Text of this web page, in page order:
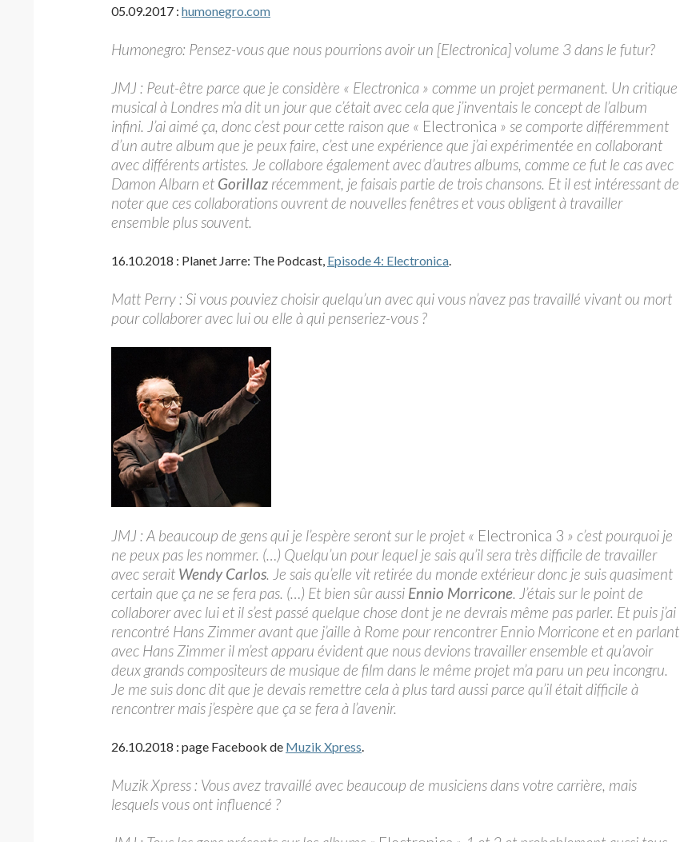
05.09.2017 : humonegro.com
Humonegro: Pensez-vous que nous pourrions avoir un [Electronica] volume 3 dans le futur?
JMJ : Peut-être parce que je considère « Electronica » comme un projet permanent. Un critique
musical à Londres m’a dit un jour que c’était avec cela que j’inventais le concept de l’album
infini. J’ai aimé ça, donc c’est pour cette raison que « Electronica » se comporte différemment
d’un autre album que je peux faire, c’est une expérience que j’ai expérimentée en collaborant
avec différents artistes. Je collabore également avec d’autres albums, comme ce fut le cas avec
Damon Albarn et Gorillaz récemment, je faisais partie de trois chansons. Et il est intéressant de
noter que ces collaborations ouvrent de nouvelles fenêtres et vous obligent à travailler
ensemble plus souvent.
16.10.2018 : Planet Jarre: The Podcast, Episode 4: Electronica.
Matt Perry : Si vous pouviez choisir quelqu’un avec qui vous n’avez pas travaillé vivant ou mort
pour collaborer avec lui ou elle à qui penseriez-vous ?
JMJ : A beaucoup de gens qui je l’espère seront sur le projet « Electronica 3 » c’est pourquoi je
ne peux pas les nommer. (…) Quelqu’un pour lequel je sais qu’il sera très difficile de travailler
avec serait Wendy Carlos. Je sais qu’elle vit retirée du monde extérieur donc je suis quasiment
certain que ça ne se fera pas. (…) Et bien sûr aussi Ennio Morricone. J’étais sur le point de
collaborer avec lui et il s’est passé quelque chose dont je ne devrais même pas parler. Et puis j’ai
rencontré Hans Zimmer avant que j’aille à Rome pour rencontrer Ennio Morricone et en parlant
avec Hans Zimmer il m’est apparu évident que nous devions travailler ensemble et qu’avoir
deux grands compositeurs de musique de film dans le même projet m’a paru un peu incongru.
Je me suis donc dit que je devais remettre cela à plus tard aussi parce qu’il était difficile à
rencontrer mais j’espère que ça se fera à l’avenir.
26.10.2018 : page Facebook de Muzik Xpress.
Muzik Xpress : Vous avez travaillé avec beaucoup de musiciens dans votre carrière, mais
lesquels vous ont influencé ?